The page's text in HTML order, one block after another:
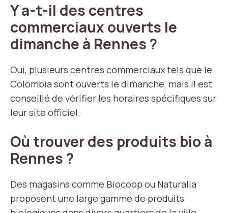
Y a-t-il des centres
commerciaux ouverts le
dimanche à Rennes ?
Oui, plusieurs centres commerciaux tels que le
Colombia sont ouverts le dimanche, mais il est
conseillé de vérifier les horaires spécifiques sur
leur site officiel.
Où trouver des produits bio à
Rennes ?
Des magasins comme Biocoop ou Naturalia
proposent une large gamme de produits